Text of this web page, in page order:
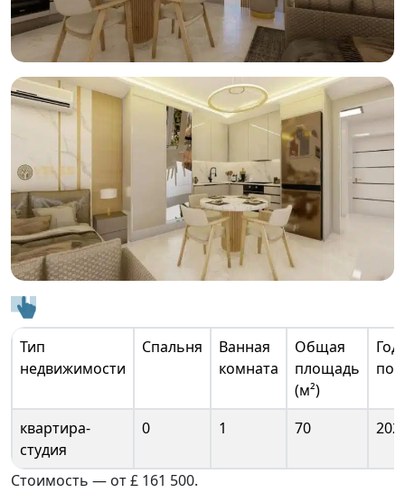
Тип
недвижимости
Спальня
Ванная
комната
Общая
площадь
(м²)
Год
квартира-
студия
0 1 70
Стоимость — от £ 161 500.